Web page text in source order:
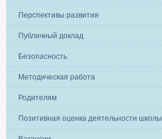
Перспективы развития
Публичный доклад
Безопасность
Методическая работа
Родителям
Позитивная оценка деятельности школы